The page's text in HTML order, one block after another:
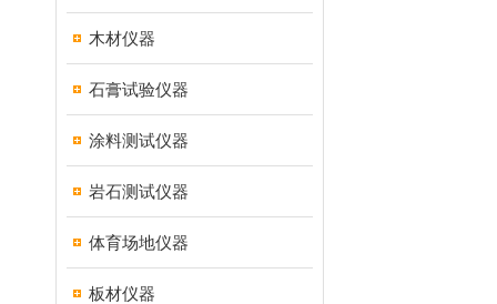
木材仪器
石膏试验仪器
涂料测试仪器
岩石测试仪器
体育场地仪器
板材仪器